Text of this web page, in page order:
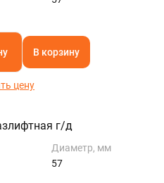
В корзину
цену
г/д
Диаметр, мм
57